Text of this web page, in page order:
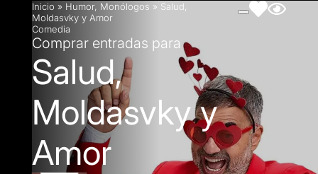
Inicio » Humor, Monólogos » Salud,
Moldasvky y Amor
Comedia
Comprar entradas para
Salud,
Moldasvky y
Amor